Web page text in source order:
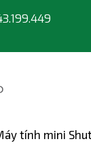
tính mini